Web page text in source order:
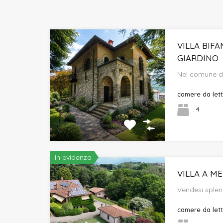
VILLA
GIARDINO
Nel comune
camere da
4
In evidenza
VILLA A
Vendesi
camere da